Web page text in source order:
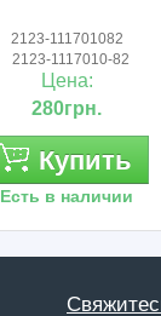
2123-111701082
2123-1117010-82
Цена:
280грн.
Купить
Есть в наличии